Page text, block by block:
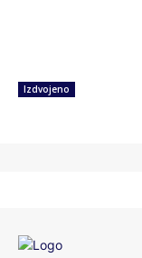
Izdvojeno